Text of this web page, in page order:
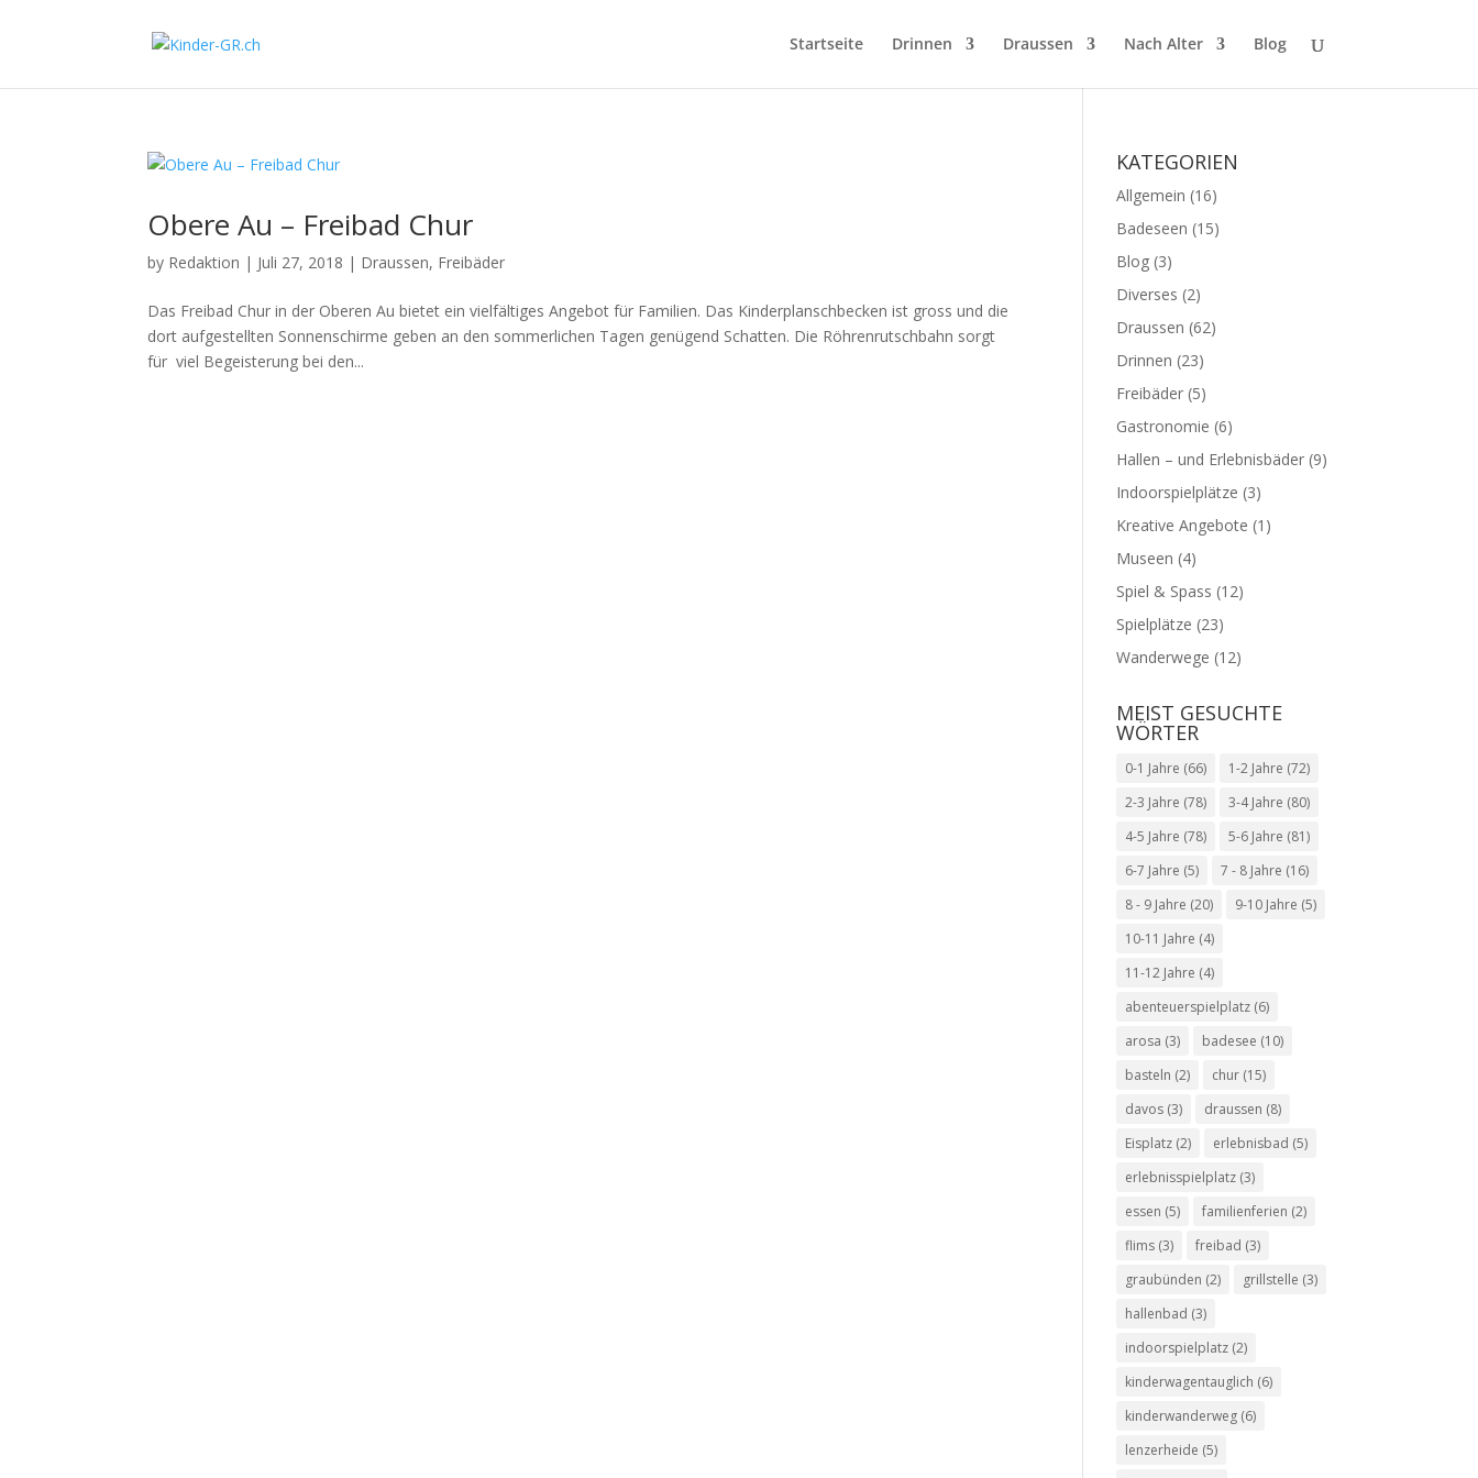
Startseite Drinnen Draussen Nach Alter Blog
Obere Au – Freibad Chur
by Redaktion | Juli 27, 2018 | Draussen, Freibäder
Das Freibad Chur in der Oberen Au bietet ein vielfältiges Angebot für Familien. Das Kinderplanschbecken ist gross und die
dort aufgestellten Sonnenschirme geben an den sommerlichen Tagen genügend Schatten. Die Röhrenrutschbahn sorgt
für viel Begeisterung bei den...
KATEGORIEN
Allgemein (16)
Badeseen (15)
Blog (3)
Diverses (2)
Draussen (62)
Drinnen (23)
Freibäder (5)
Gastronomie (6)
Hallen – und Erlebnisbäder (9)
Indoorspielplätze (3)
Kreative Angebote (1)
Museen (4)
Spiel & Spass (12)
Spielplätze (23)
Wanderwege (12)
MEIST GESUCHTE
WÖRTER
0-1 Jahre (66) 1-2 Jahre (72)
2-3 Jahre (78) 3-4 Jahre (80)
4-5 Jahre (78) 5-6 Jahre (81)
6-7 Jahre (5) 7 - 8 Jahre (16)
8 - 9 Jahre (20) 9-10 Jahre (5)
10-11 Jahre (4)
11-12 Jahre (4)
abenteuerspielplatz (6)
arosa (3) badesee (10)
basteln (2) chur (15)
davos (3) draussen (8)
Eisplatz (2) erlebnisbad (5)
erlebnisspielplatz (3)
essen (5) familienferien (2)
flims (3) freibad (3)
graubünden (2) grillstelle (3)
hallenbad (3)
indoorspielplatz (2)
kinderwagentauglich (6)
kinderwanderweg (6)
lenzerheide (5)